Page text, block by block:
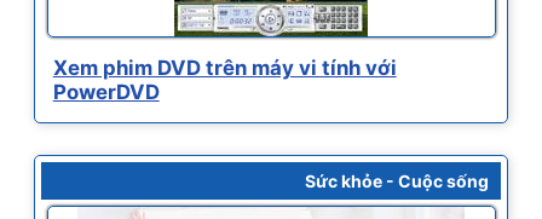
Xem phim DVD trên máy vi tính với
PowerDVD
Sức khỏe - Cuộc sống